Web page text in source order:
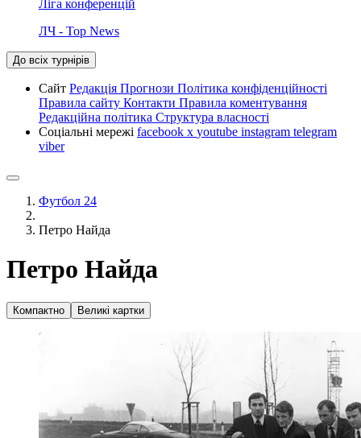
Ліга конференцій
ЛЧ - Top News
До всіх турнірів
Сайт Редакція Прогнози Політика конфіденційності
Правила сайту Контакти Правила коментування
Редакційна політика Структура власності
Соціальні мережі facebook x youtube instagram telegram
viber
Футбол 24
Петро Найда
Петро Найда
Компактно Великі картки